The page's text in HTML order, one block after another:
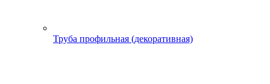
Труба профильная (декоративная)